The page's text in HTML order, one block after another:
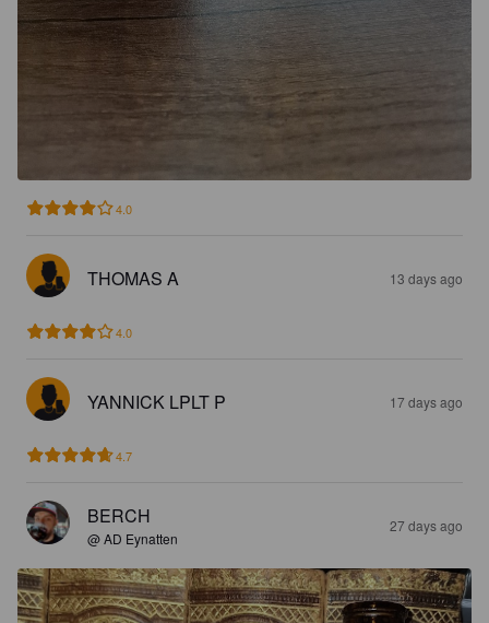
4.0
THOMAS A 13 days ago
4.0
YANNICK LPLT P 17 days ago
4.7
BERCH
@ AD Eynatten
27 days ago